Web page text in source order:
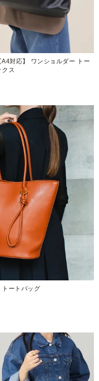
A4対応】 ワンショルダー トー
クス
トートバッグ